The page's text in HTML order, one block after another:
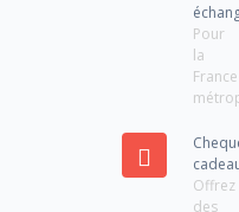
Pour
la
France
Offrez
des